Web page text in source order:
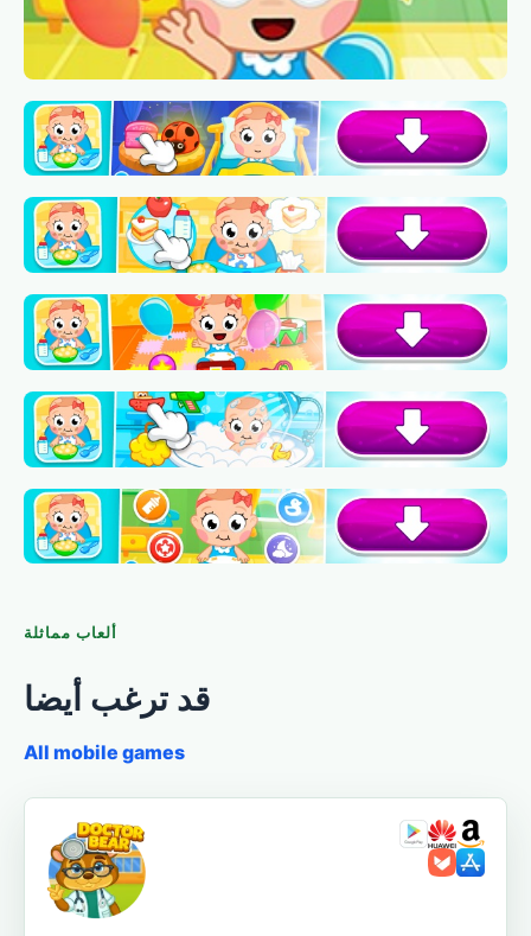
ألعاب مماثلة
قد ترغب أيضا
All mobile games